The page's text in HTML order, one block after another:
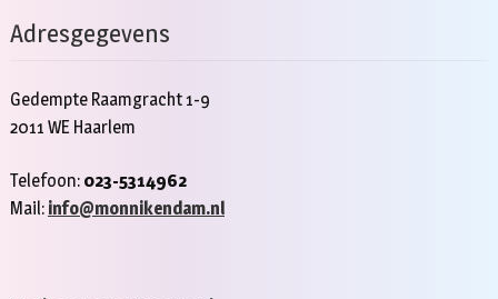
Adresgegevens
Gedempte Raamgracht 1-9
2011 WE Haarlem
Telefoon: 023-5314962
Mail: info@monnikendam.nl